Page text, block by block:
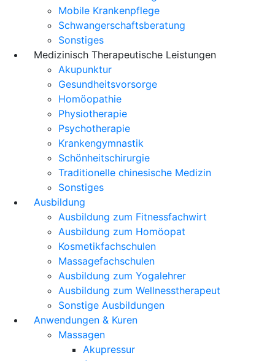
Mobile Krankenpflege
Schwangerschaftsberatung
Sonstiges
Medizinisch Therapeutische Leistungen
Akupunktur
Gesundheitsvorsorge
Homöopathie
Physiotherapie
Psychotherapie
Krankengymnastik
Schönheitschirurgie
Traditionelle chinesische Medizin
Sonstiges
Ausbildung
Ausbildung zum Fitnessfachwirt
Ausbildung zum Homöopat
Kosmetikfachschulen
Massagefachschulen
Ausbildung zum Yogalehrer
Ausbildung zum Wellnesstherapeut
Sonstige Ausbildungen
Anwendungen & Kuren
Massagen
Akupressur